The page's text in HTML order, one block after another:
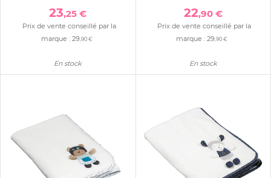
23,25 €
Prix de vente conseillé par la
marque : 29 ,90 €
En stock
22,90 €
Prix de vente conseillé par la
marque :29,90 €
En stock